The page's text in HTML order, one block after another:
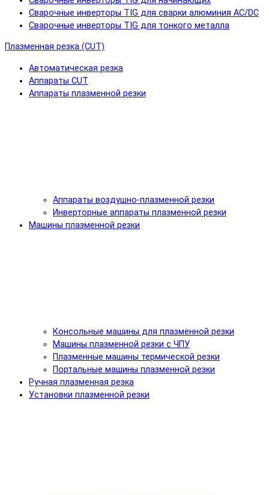
Сварочные инверторы TIG для сварки алюминия AC/DC
Сварочные инверторы TIG для тонкого металла
Плазменная резка (CUT)
Автоматическая резка
Аппараты CUT
Аппараты плазменной резки
Аппараты воздушно-плазменной резки
Инверторные аппараты плазменной резки
Машины плазменной резки
Консольные машины для плазменной резки
Машины плазменной резки с ЧПУ
Плазменные машины термической резки
Портальные машины плазменной резки
Ручная плазменная резка
Установки плазменной резки